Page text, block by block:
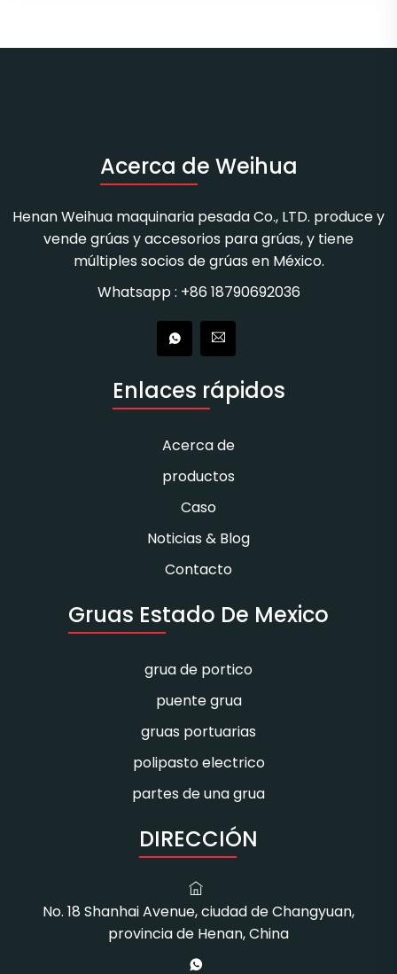
Acerca de Weihua
Henan Weihua maquinaria pesada Co., LTD. produce y
vende grúas y accesorios para grúas, y tiene
múltiples socios de grúas en México.
Whatsapp : +86 18790692036
Enlaces rápidos
Acerca de
productos
Caso
Noticias & Blog
Contacto
Gruas Estado De Mexico
grua de portico
puente grua
gruas portuarias
polipasto electrico
partes de una grua
DIRECCIÓN
No. 18 Shanhai Avenue, ciudad de Changyuan,
provincia de Henan, China